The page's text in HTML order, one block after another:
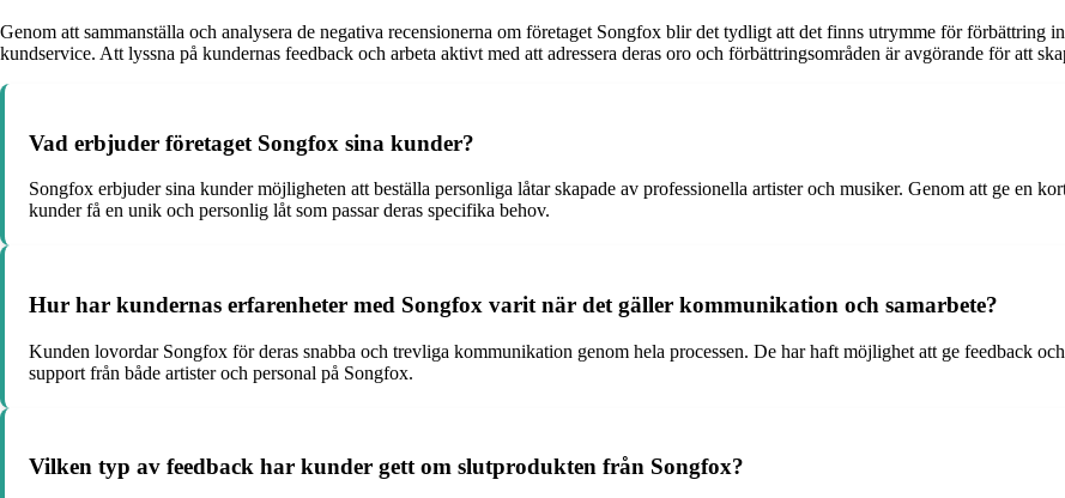
Genom att sammanställa och analysera de negativa recensionerna om företaget Songfox blir det tydligt att det finns utrymme för förbättring
kundservice. Att lyssna på kundernas feedback och arbeta aktivt med att adressera deras oro och förbättringsområden är avgörande för att
Vad erbjuder företaget Songfox sina kunder?
Songfox erbjuder sina kunder möjligheten att beställa personliga låtar skapade av professionella artister och musiker. Genom att ge en
kunder få en unik och personlig låt som passar deras specifika behov.
Hur har kundernas erfarenheter med Songfox varit när det gäller kommunikation och samarbete?
Kunden lovordar Songfox för deras snabba och trevliga kommunikation genom hela processen. De har haft möjlighet att ge feedback
support från både artister och personal på Songfox.
Vilken typ av feedback har kunder gett om slutprodukten från Songfox?